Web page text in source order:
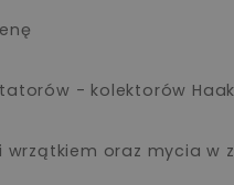
- kolektorów
oraz mycia w